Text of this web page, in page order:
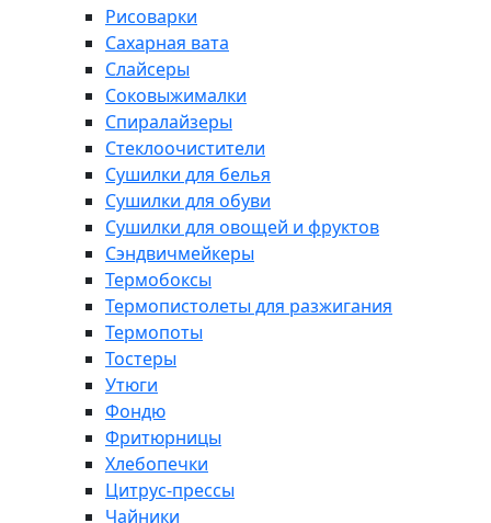
Рисоварки
Сахарная вата
Слайсеры
Соковыжималки
Спиралайзеры
Стеклоочистители
Сушилки для белья
Сушилки для обуви
Сушилки для овощей и фруктов
Сэндвичмейкеры
Термобоксы
Термопистолеты для разжигания
Термопоты
Тостеры
Утюги
Фондю
Фритюрницы
Хлебопечки
Цитрус-прессы
Чайники